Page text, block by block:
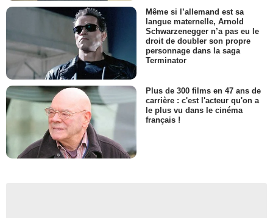
Même si l’allemand est sa
langue maternelle, Arnold
Schwarzenegger n’a pas eu le
droit de doubler son propre
personnage dans la saga
Terminator
Plus de 300 films en 47 ans de
carrière : c'est l'acteur qu'on a
le plus vu dans le cinéma
français !